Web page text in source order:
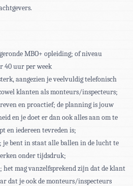
MBO+ opleiding; of niveau
40 uur per week
aangezien je veelvuldig telefonisch
klanten als monteurs/inspecteurs;
en proactief; de planning is jouw
en je doet er dan ook alles aan om te
en iedereen tevreden is;
je bent in staat alle ballen in de lucht te
onder tijdsdruk;
het mag vanzelfsprekend zijn dat de klant
dat je ook de monteurs/inspecteurs